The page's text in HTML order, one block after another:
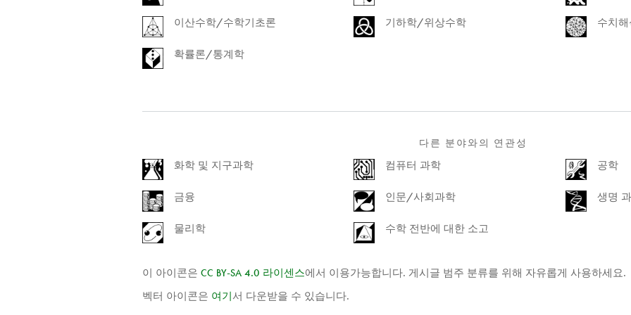
이산수학/수학기초론 기하학/위상수학 수치
확률론/통계학
다른 분야와의 연관성
화학 및 지구과학
컴퓨터 과학 공학
금융 인문/사회과학 생명
물리학 수학 전반에 대한 소고
이 아이콘은 CC BY-SA 4.0 라이센스에서 이용가능합니다. 게시글 범주 분류를 위해 자유롭게 사용하세요.
벡터 아이콘은 여기 서 다운받을 수 있습니다.